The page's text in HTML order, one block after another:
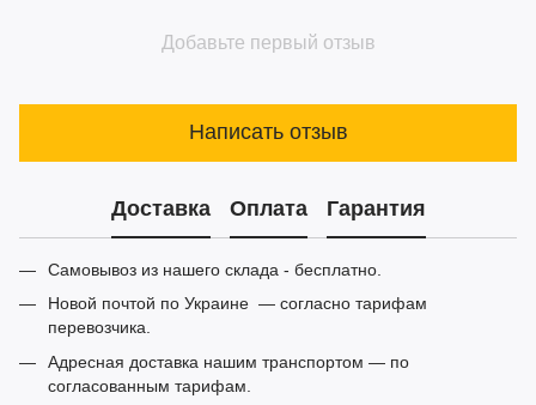
Добавьте первый отзыв
Написать отзыв
Доставка Оплата Гарантия
Самовывоз из нашего склада - бесплатно.
Новой почтой по Украине — согласно тарифам
перевозчика.
Адресная доставка нашим транспортом — по
согласованным тарифам.